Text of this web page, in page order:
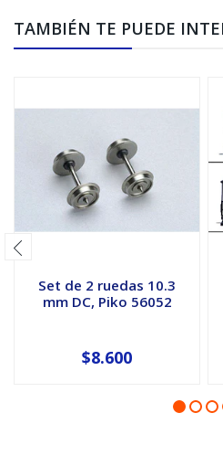
TAMBIÉN TE PUEDE
Set de 2 ruedas 10.3
mm DC, Piko 56052
$8.600